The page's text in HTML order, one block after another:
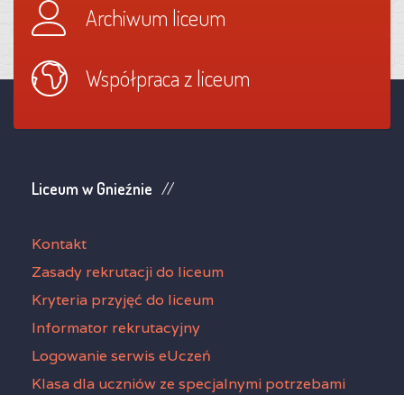
Archiwum liceum
Współpraca z liceum
Liceum w Gnieźnie
Kontakt
Zasady rekrutacji do liceum
Kryteria przyjęć do liceum
Informator rekrutacyjny
Logowanie serwis eUczeń
Klasa dla uczniów ze specjalnymi potrzebami